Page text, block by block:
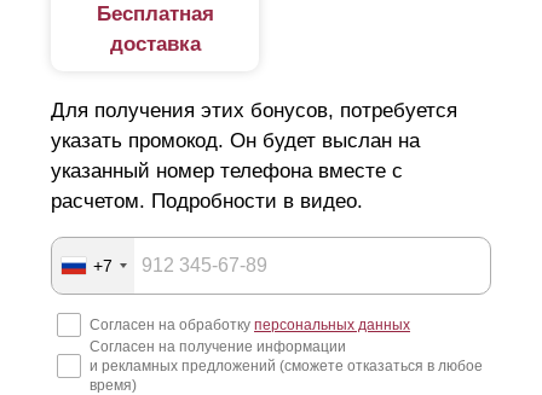
Бесплатная
доставка
Для получения этих бонусов, потребуется
указать промокод. Он будет выслан на
указанный номер телефона вместе с
расчетом. Подробности в видео.
+7
Согласен на обработку персональных данных
Согласен на получение информации
и рекламных предложений (сможете отказаться в любое
время)